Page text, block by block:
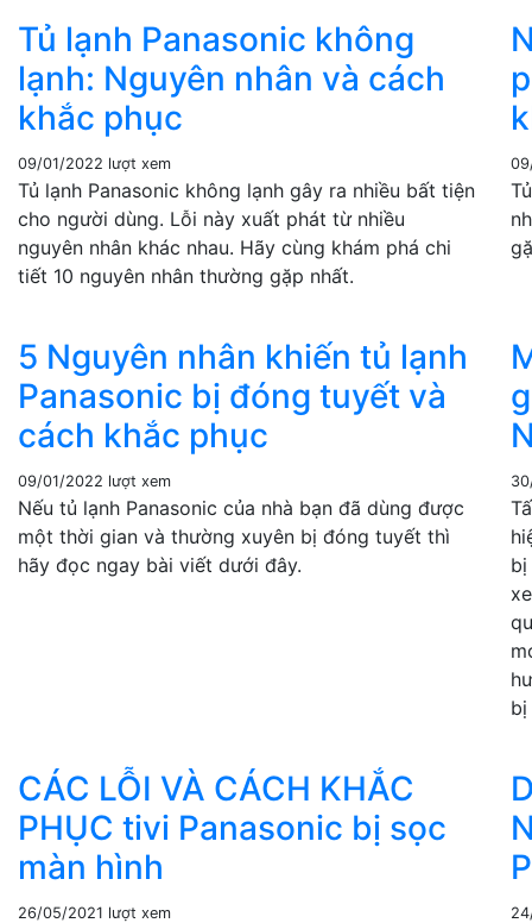
Tủ lạnh Panasonic không
lạnh: Nguyên nhân và cách
khắc phục
09/01/2022 lượt xem
Tủ lạnh Panasonic không lạnh gây ra nhiều bất tiện
cho người dùng. Lỗi này xuất phát từ nhiều
nguyên nhân khác nhau. Hãy cùng khám phá chi
tiết 10 nguyên nhân thường gặp nhất.
5 Nguyên nhân khiến tủ lạnh
Panasonic bị đóng tuyết và
cách khắc phục
09/01/2022 lượt xem
Nếu tủ lạnh Panasonic của nhà bạn đã dùng được
một thời gian và thường xuyên bị đóng tuyết thì
hãy đọc ngay bài viết dưới đây.
bị
bị
CÁC LỖI VÀ CÁCH KHẮC
PHỤC tivi Panasonic bị sọc
màn hình
26/05/2021 lượt xem